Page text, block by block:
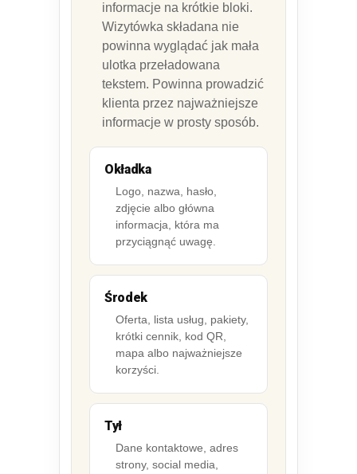
informacje na krótkie bloki.
Wizytówka składana nie
powinna wyglądać jak mała
ulotka przeładowana
tekstem. Powinna prowadzić
klienta przez najważniejsze
informacje w prosty sposób.
Okładka
Logo, nazwa, hasło,
zdjęcie albo główna
informacja, która ma
przyciągnąć uwagę.
Środek
Oferta, lista usług, pakiety,
krótki cennik, kod QR,
mapa albo najważniejsze
korzyści.
Tył
Dane kontaktowe, adres
strony, social media,